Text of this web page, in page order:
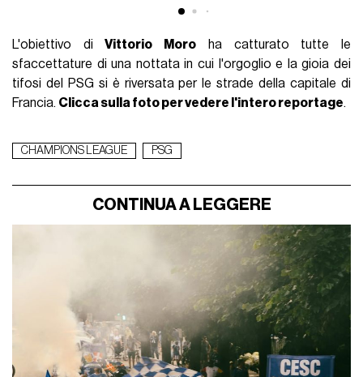
L'obiettivo diVittorio Moro ha catturato tutte le
sfaccettature di una nottata in cui l'orgoglio e la gioia dei
tifosi del PSG si è riversata per le strade della capitale di
Francia. Clicca sulla foto per vedere l'intero reportage.
CHAMPIONS LEAGUE PSG
CONTINUA A LEGGERE